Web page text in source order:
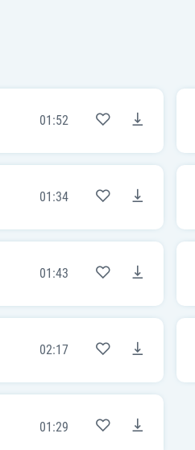
01:52
01:34
01:43
02:17
01:29